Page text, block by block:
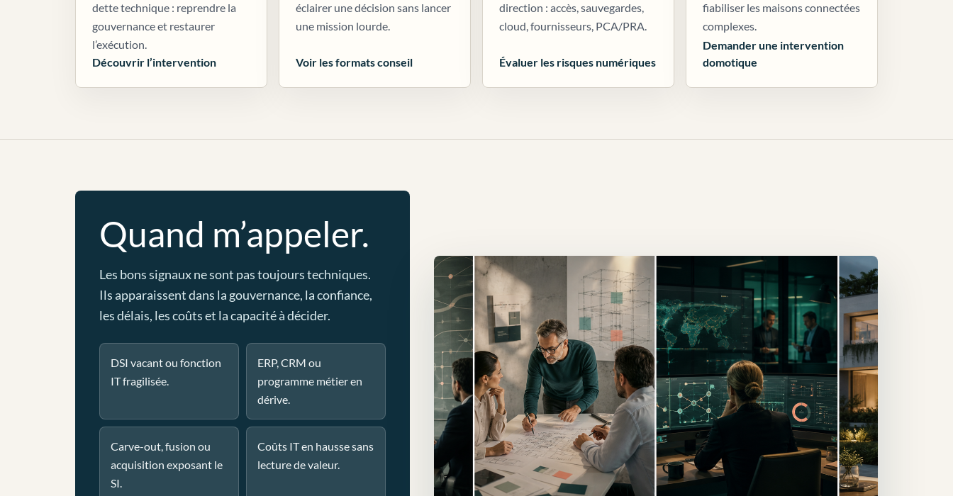
dette technique : reprendre la
gouvernance et restaurer
l’exécution.
Découvrir l’intervention
éclairer une décision sans lancer
une mission lourde.
Voir les formats conseil
direction : accès, sauvegardes,
cloud, fournisseurs, PCA/PRA.
Évaluer les risques numériques
fiabiliser les maisons connectées
complexes.
Demander une intervention
domotique
Quand m’appeler.
Les bons signaux ne sont pas toujours techniques.
Ils apparaissent dans la gouvernance, la confiance,
les délais, les coûts et la capacité à décider.
DSI vacant ou fonction
IT fragilisée.
ERP, CRM ou
programme métier en
dérive.
Carve-out, fusion ou
acquisition exposant le
SI.
Coûts IT en hausse sans
lecture de valeur.